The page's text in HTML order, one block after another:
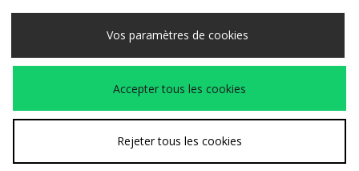
Livraison Vers
France
Nous acceptons les méthodes de paiement suivantes
Voir le site internet de l'entreprisewww.jdplc.com
Vos paramètres de cookies
Accepter tous les cookies
Rejeter tous les cookies